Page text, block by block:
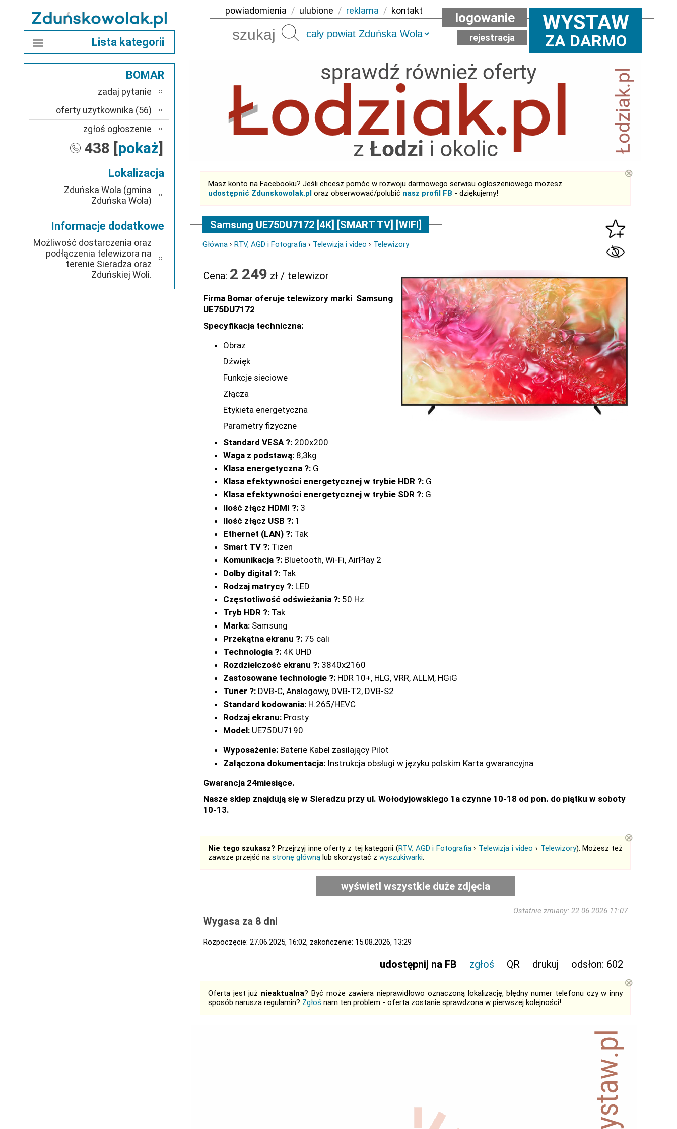
powiadomienia / ulubione / reklama / kontakt
Szukaj WYSTAW
ZA DARMO
logowanie
rejestracja
Masz konto na Facebooku? Jeśli chcesz pomóc w rozwoju darmowego serwisu ogłoszeniowego możesz
udostępnić Zdunskowolak.pl oraz obserwować/polubić nasz profil FB - dziękujemy!
⊗
Samsung UE75DU7172 [4K] [SMART TV] [WIFI]
Główna › RTV, AGD i Fotografia › Telewizja i video › Telewizory
Cena: 2 249 zł / telewizor
Firma Bomar oferuje telewizory marki Samsung
UE75DU7172
Specyfikacja techniczna:
Obraz
Dźwięk
Funkcje sieciowe
Złącza
Etykieta energetyczna
Parametry fizyczne
Standard VESA ?: 200x200
Waga z podstawą: 8,3kg
Klasa energetyczna ?: G
Klasa efektywności energetycznej w trybie HDR ?: G
Klasa efektywności energetycznej w trybie SDR ?: G
Ilość złącz HDMI ?: 3
Ilość złącz USB ?: 1
Ethernet (LAN) ?: Tak
Smart TV ?: Tizen
Komunikacja ?: Bluetooth, Wi-Fi, AirPlay 2
Dolby digital ?: Tak
Rodzaj matrycy ?: LED
Częstotliwość odświeżania ?: 50 Hz
Tryb HDR ?: Tak
Marka: Samsung
Przekątna ekranu ?: 75 cali
Technologia ?: 4K UHD
Rozdzielczość ekranu ?: 3840x2160
Zastosowane technologie ?: HDR 10+, HLG, VRR, ALLM, HGiG
Tuner ?: DVB-C, Analogowy, DVB-T2, DVB-S2
Standard kodowania: H.265/HEVC
Rodzaj ekranu: Prosty
Model: UE75DU7190
Wyposażenie: Baterie Kabel zasilający Pilot
Załączona dokumentacja: Instrukcja obsługi w języku polskim Karta gwarancyjna
Gwarancja 24miesiące.
Nasze sklep znajdują się w Sieradzu przy ul. Wołodyjowskiego 1a czynne 10-18 od pon. do piątku w soboty
10-13.
Nie tego szukasz? Przejrzyj inne oferty z tej kategorii (RTV, AGD i Fotografia› Telewizja i video › Telewizory). Możesz też
zawsze przejść na stronę główną lub skorzystać z wyszukiwarki.
⊗
wyświetl wszystkie duże zdjęcia
Ostatnie zmiany: 22.06.2026 11:07
Wygasa za 8 dni
Rozpoczęcie: 27.06.2025, 16:02, zakończenie: 15.08.2026, 13:29
udostępnij na FB zgłoś QR drukuj odsłon: 602
Oferta jest już nieaktualna? Być może zawiera nieprawidłowo oznaczoną lokalizację, błędny numer telefonu czy w inny
sposób narusza regulamin? Zgłoś nam ten problem - oferta zostanie sprawdzona w pierwszej kolejności!
⊗
Lista kategorii
BOMAR
zadaj pytanie
oferty użytkownika (56)
zgłoś ogłoszenie
438 [pokaż]
Lokalizacja
Zduńska Wola (gmina
Zduńska Wola)
Informacje dodatkowe
Możliwość dostarczenia oraz
podłączenia telewizora na
terenie Sieradza oraz
Zduńskiej Woli.